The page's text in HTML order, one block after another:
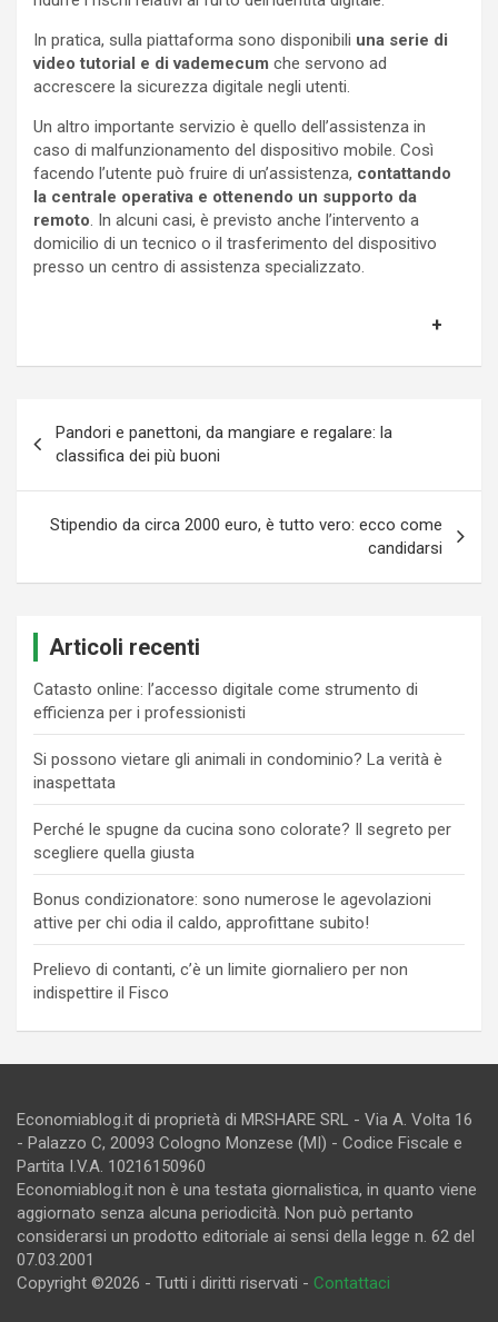
In pratica, sulla piattaforma sono disponibili una serie di
video tutorial e di vademecum che servono ad
accrescere la sicurezza digitale negli utenti.
Un altro importante servizio è quello dell’assistenza in
caso di malfunzionamento del dispositivo mobile. Così
facendo l’utente può fruire di un’assistenza, contattando
la centrale operativa e ottenendo un supporto da
remoto . In alcuni casi, è previsto anche l’intervento a
domicilio di un tecnico o il trasferimento del dispositivo
presso un centro di assistenza specializzato.
articoli
Pandori e panettoni, da mangiare e regalare: la
classifica dei più buoni
Stipendio da circa 2000 euro, è tutto vero: ecco come
candidarsi
Articoli recenti
Catasto online: l’accesso digitale come strumento di
efficienza per i professionisti
Si possono vietare gli animali in condominio? La verità è
inaspettata
Perché le spugne da cucina sono colorate? Il segreto per
scegliere quella giusta
Bonus condizionatore: sono numerose le agevolazioni
attive per chi odia il caldo, approfittane subito!
Prelievo di contanti, c’è un limite giornaliero per non
indispettire il Fisco
Economiablog.it di proprietà di MRSHARE SRL - Via A. Volta 16
- Palazzo C, 20093 Cologno Monzese (MI) - Codice Fiscale e
Partita I.V.A. 10216150960
Economiablog.it non è una testata giornalistica, in quanto viene
aggiornato senza alcuna periodicità. Non può pertanto
considerarsi un prodotto editoriale ai sensi della legge n. 62 del
07.03.2001
Copyright ©2026 - Tutti i diritti riservati - Contattaci